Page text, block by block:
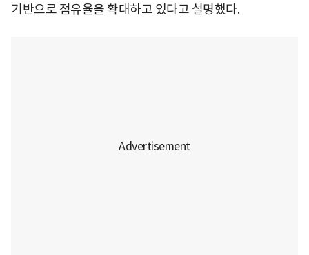
기반으로 점유율을 확대하고 있다고 설명했다.